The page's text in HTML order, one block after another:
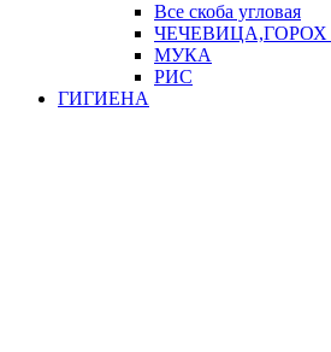
Все скоба угловая
ЧЕЧЕВИЦА,ГОРОХ
МУКА
РИС
ГИГИЕНА